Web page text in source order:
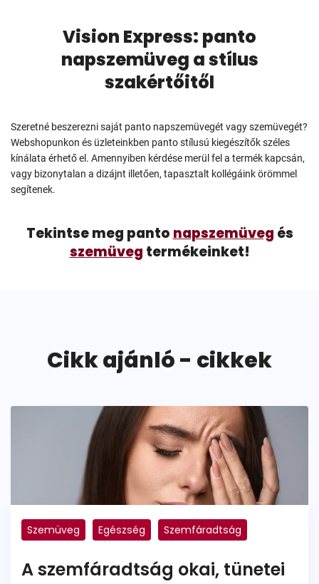
Vision Express: panto
napszemüveg a stílus
szakértőitől
Szeretné beszerezni saját panto napszemüvegét vagy szemüvegét?
Webshopunkon és üzleteinkben panto stílusú kiegészítők széles
kínálata érhető el. Amennyiben kérdése merül fel a termék kapcsán,
vagy bizonytalan a dizájnt illetően, tapasztalt kollégáink örömmel
segítenek.
Tekintse meg panto napszemüveg és
szemüveg termékeinket!
Cikk ajánló - cikkek
Szemüveg Egészség Szemfáradtság
A szemfáradtság okai, tünetei